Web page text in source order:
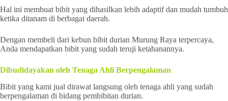
Hal ini membuat bibit yang dihasilkan lebih adaptif dan mudah tumbuh
ketika ditanam di berbagai daerah.
Dengan membeli dari kebun bibit durian Murung Raya terpercaya,
Anda mendapatkan bibit yang sudah teruji ketahanannya.
Dibudidayakan oleh Tenaga Ahli Berpengalaman
Bibit yang kami jual dirawat langsung oleh tenaga ahli yang sudah
berpengalaman di bidang pembibitan durian.